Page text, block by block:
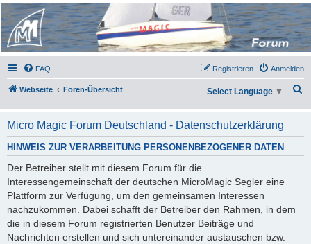
Micro Magic Forum
Deutschland
FAQ Anmelden
Registrieren
Webseite Foren-Übersicht
h
e
Select Language ▼
Micro Magic Forum Deutschland - Datenschutzerklärung
HINWEIS ZUR VERARBEITUNG PERSONENBEZOGENER DATEN
Der Betreiber stellt mit diesem Forum für die
Interessengemeinschaft der deutschen MicroMagic Segler eine
Plattform zur Verfügung, um den gemeinsamen Interessen
nachzukommen. Dabei schafft der Betreiber den Rahmen, in dem
die in diesem Forum registrierten Benutzer Beiträge und
Nachrichten erstellen und sich untereinander austauschen bzw.